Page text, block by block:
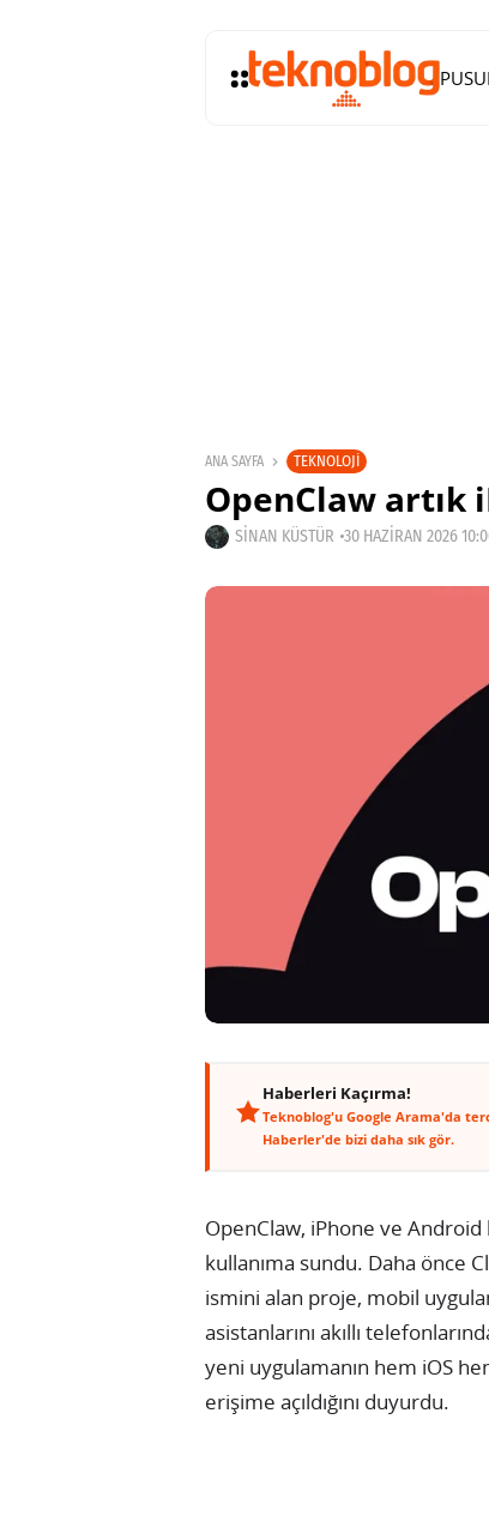
ANA SAYFA TEKNOLOJI
OpenClaw artık
SINAN KÜSTÜR 30 HAZIRAN 2026
Haberleri Kaçırma!
Teknoblog'u Google Arama'da
Haberler'de bizi daha sık gör.
OpenClaw, iPhone ve Android
kullanıma sundu. Daha önce
ismini alan proje, mobil
asistanlarını akıllı
yeni uygulamanın hem iOS
erişime açıldığını duyurdu.